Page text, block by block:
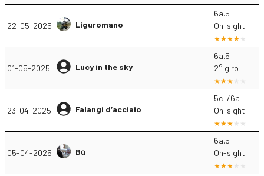
22-05-2025 Liguromano
6a.5
On-sight
01-05-2025 Lucy in the sky
6a.5
2° giro
23-04-2025 Falangi d’acciaio
5c+/6a
On-sight
05-04-2025 Bú
6a.5
On-sight